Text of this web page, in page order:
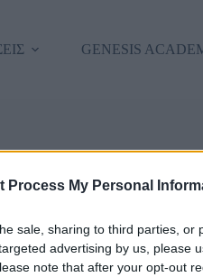
Process My Personal
sale, sharing to third parties, or
advertising by us, please
note that after your opt-out
GENESIS